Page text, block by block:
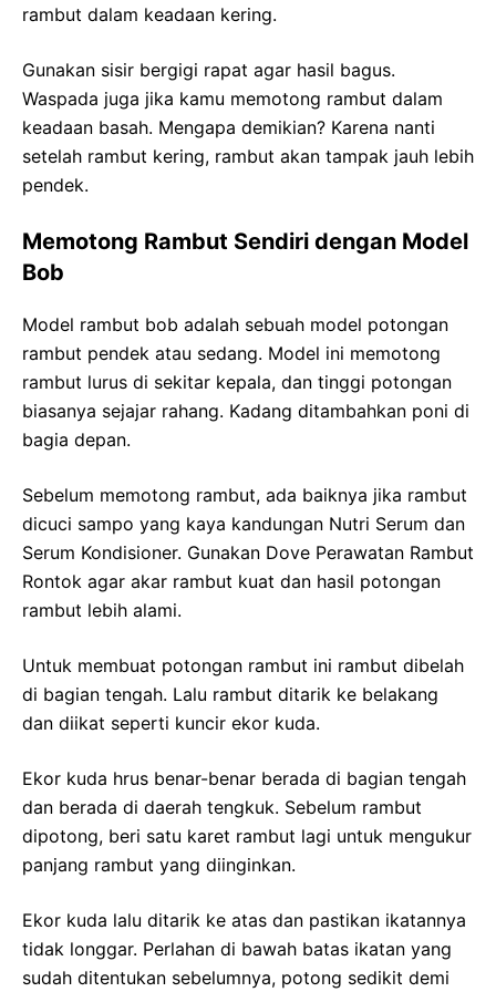
rambut dalam keadaan kering.
Gunakan sisir bergigi rapat agar hasil bagus.
Waspada juga jika kamu memotong rambut dalam
keadaan basah. Mengapa demikian? Karena nanti
setelah rambut kering, rambut akan tampak jauh lebih
pendek.
Memotong Rambut Sendiri dengan Model
Bob
Model rambut bob adalah sebuah model potongan
rambut pendek atau sedang. Model ini memotong
rambut lurus di sekitar kepala, dan tinggi potongan
biasanya sejajar rahang. Kadang ditambahkan poni di
bagia depan.
Sebelum memotong rambut, ada baiknya jika rambut
dicuci sampo yang kaya kandungan Nutri Serum dan
Serum Kondisioner. Gunakan Dove Perawatan Rambut
Rontok agar akar rambut kuat dan hasil potongan
rambut lebih alami.
Untuk membuat potongan rambut ini rambut dibelah
di bagian tengah. Lalu rambut ditarik ke belakang
dan diikat seperti kuncir ekor kuda.
Ekor kuda hrus benar-benar berada di bagian tengah
dan berada di daerah tengkuk. Sebelum rambut
dipotong, beri satu karet rambut lagi untuk mengukur
panjang rambut yang diinginkan.
Ekor kuda lalu ditarik ke atas dan pastikan ikatannya
tidak longgar. Perlahan di bawah batas ikatan yang
sudah ditentukan sebelumnya, potong sedikit demi